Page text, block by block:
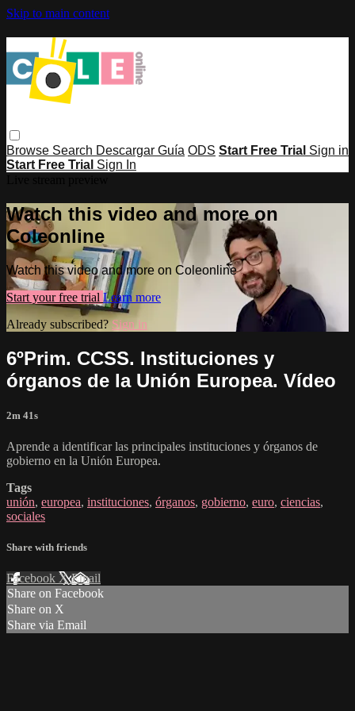
Skip to main content
Browse Search Descargar Guía ODS Start Free Trial Sign in
Start Free Trial Sign In
Watch this video and more on
Coleonline
Watch this video and more on Coleonline
Start your free trial Learn more
Already subscribed? Sign in
6ºPrim. CCSS. Instituciones y
órganos de la Unión Europea. Vídeo
2m 41s
Aprende a identificar las principales instituciones y órganos de
gobierno en la Unión Europea.
Tags
unión, europea, instituciones, órganos, gobierno, euro, ciencias,
sociales
Share with friends
Facebook XEmail
Share on Facebook
Share on X
Share via Email